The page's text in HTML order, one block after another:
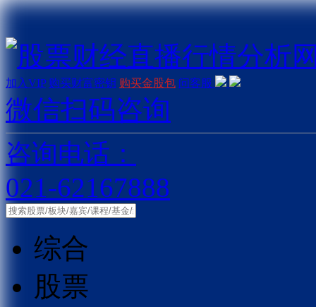
加入VIP 购买财富密钥 购买金股包 问客服
微信扫码咨询
咨询电话：
021-62167888
综合
股票